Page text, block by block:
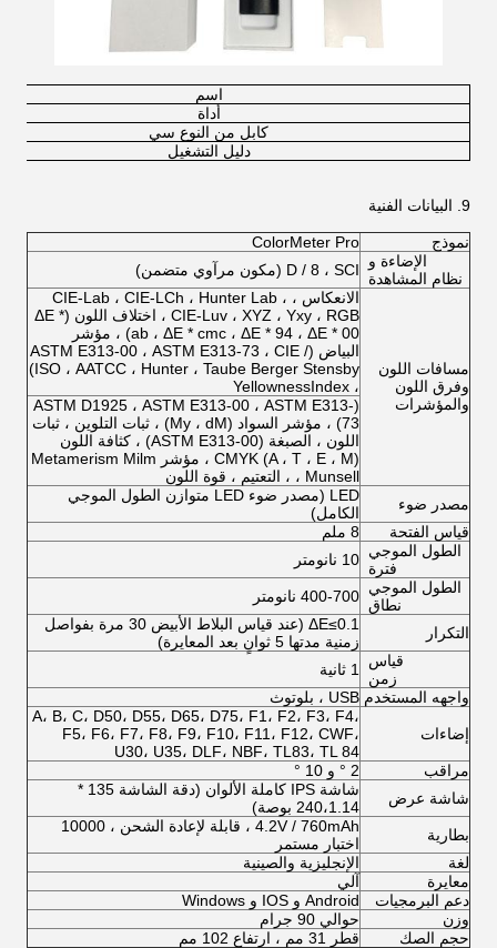
اسم
أداة
كابل من النوع سي
دليل التشغيل
9. البيانات الفنية
نموذج
ColorMeter Pro
الإضاءة و
نظام المشاهدة
D / 8 ، SCI (مكون مرآوي متضمن)
مسافات اللون
وفرق اللون
والمؤشرات
الانعكاس ، CIE-Lab ، CIE-LCh ، Hunter Lab ،
CIE-Luv ، XYZ ، Yxy ، RGB ، اختلاف اللون (ΔE *
ab ، ΔE * cmc ، ΔE * 94 ، ΔE * 00) ، مؤشر
البياض (ASTM E313-00 ، ASTM E313-73 ، CIE /
ISO ، AATCC ، Hunter ، Taube Berger Stensby)
، YellownessIndex
(ASTM D1925 ، ASTM E313-00 ، ASTM E313-
73) ، مؤشر السواد (My ، dM) ، ثبات التلوين ، ثبات
اللون ، الصبغة (ASTM E313-00) ، كثافة اللون
CMYK (A ، T ، E ، M) ، مؤشر Metamerism Milm
، Munsell ، التعتيم ، قوة اللون
مصدر ضوء
LED (مصدر ضوء LED متوازن الطول الموجي
الكامل)
قياس الفتحة
8 ملم
الطول الموجي
فترة 10 نانومتر
الطول الموجي
نطاق 400-700 نانومتر
التكرار
ΔE≤0.1 (عند قياس البلاط الأبيض 30 مرة بفواصل
زمنية مدتها 5 ثوانٍ بعد المعايرة)
قياس
زمن
1 ثانية
واجهه المستخدم USB ، بلوتوث
إضاءات
A، B، C، D50، D55، D65، D75، F1، F2، F3، F4،
F5، F6، F7، F8، F9، F10، F11، F12، CWF،
U30، U35، DLF، NBF، TL83، TL 84
مراقب
2 ° و 10 °
شاشة عرض
شاشة IPS كاملة الألوان (دقة الشاشة 135 *
240،1.14 بوصة)
بطارية
4.2V / 760mAh ، قابلة لإعادة الشحن ، 10000
اختبار مستمر
لغة
الإنجليزية والصينية
معايرة
آلي
دعم البرمجيات
Android و IOS و Windows
وزن
حوالي 90 جرام
حجم الصك
قطر 31 مم ، ارتفاع 102 مم